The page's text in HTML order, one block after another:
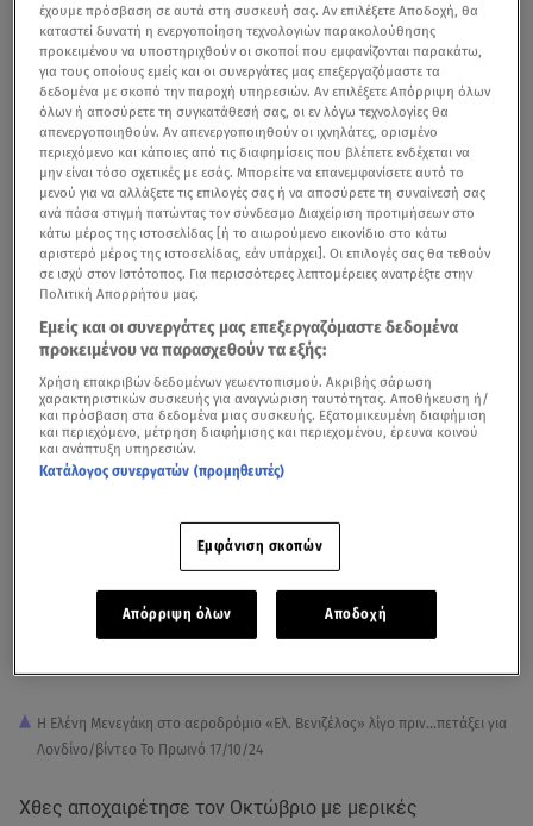
Η Ελένη Μενεγάκη στο αεροδρόμιο «Ελ. Βενιζέλος» λίγο πριν...πετάξει για
Λονδίνο/βίντεο Το Πρωινό 17/10/24
Χθες αποχαιρέτησε τον Οκτώβριο με μερικές
έχουμε πρόσβαση σε αυτά στη συσκευή σας. Αν επιλέξετε Αποδοχή, θα
καταστεί δυνατή η ενεργοποίηση τεχνολογιών παρακολούθησης
προκειμένου να υποστηριχθούν οι σκοποί που εμφανίζονται παρακάτω,
για τους οποίους εμείς και οι συνεργάτες μας επεξεργαζόμαστε τα
δεδομένα με σκοπό την παροχή υπηρεσιών. Αν επιλέξετε Απόρριψη όλων
όλων ή αποσύρετε τη συγκατάθεσή σας, οι εν λόγω τεχνολογίες θα
απενεργοποιηθούν. Αν απενεργοποιηθούν οι ιχνηλάτες, ορισμένο
περιεχόμενο και κάποιες από τις διαφημίσεις που βλέπετε ενδέχεται να
μην είναι τόσο σχετικές με εσάς. Μπορείτε να επανεμφανίσετε αυτό το
μενού για να αλλάξετε τις επιλογές σας ή να αποσύρετε τη συναίνεσή σας
ανά πάσα στιγμή πατώντας τον σύνδεσμο Διαχείριση προτιμήσεων στο
κάτω μέρος της ιστοσελίδας [ή το αιωρούμενο εικονίδιο στο κάτω
αριστερό μέρος της ιστοσελίδας, εάν υπάρχει]. Οι επιλογές σας θα τεθούν
σε ισχύ στον Ιστότοπος. Για περισσότερες λεπτομέρειες ανατρέξτε στην
Πολιτική Απορρήτου μας.
Εμείς και οι συνεργάτες μας επεξεργαζόμαστε δεδομένα
προκειμένου να παρασχεθούν τα εξής:
Χρήση επακριβών δεδομένων γεωεντοπισμού. Ακριβής σάρωση
χαρακτηριστικών συσκευής για αναγνώριση ταυτότητας. Αποθήκευση ή/
και πρόσβαση στα δεδομένα μιας συσκευής. Εξατομικευμένη διαφήμιση
και περιεχόμενο, μέτρηση διαφήμισης και περιεχομένου, έρευνα κοινού
και ανάπτυξη υπηρεσιών.
Κατάλογος συνεργατών (προμηθευτές)
Εμφάνιση σκοπών
Απόρριψη όλων Αποδοχή